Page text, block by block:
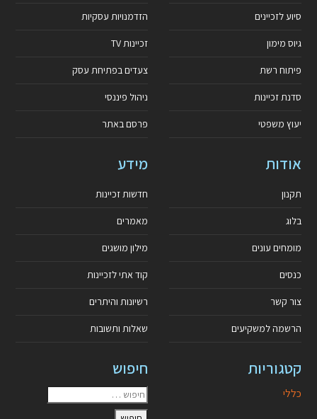
סיוע לזכיינים
גיוס מימון
פיתוח רשת
סדנת זכיינות
יעוץ משפטי
הזדמנויות עסקיות
זכיינות TV
צעדים בפתיחת עסק
ניהול פיננסי
פרסם באתר
אודות
תקנון
בלוג
מומחים עונים
כנסים
צור קשר
הרשמה למשקיעים
מידע
חדשות זכיינות
מאמרים
מילון מושגים
קוד אתי לזכיינות
רשיונות והיתרים
שאלות ותשובות
קטגוריות
כללי
חיפוש